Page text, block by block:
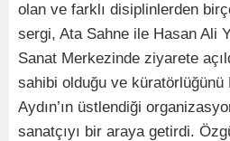
olan ve farklı disiplinlerden
sergi, Ata Sahne ile Hasan Ali
Sanat Merkezinde ziyarete
sahibi olduğu ve küratörlüğünü
Aydın’ın üstlendiği
sanatçıyı bir araya getirdi.